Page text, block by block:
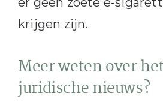
krijgen zijn.
Meer weten over
juridische nieuws?